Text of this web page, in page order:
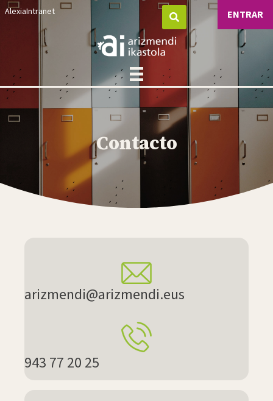
AlexiaIntranet ENTRAR
Contacto
arizmendi@arizmendi.eus
943 77 20 25